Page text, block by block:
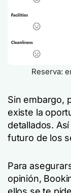
Reserva:
Sin embargo,
existe la
detallados.
futuro de los
Para
opinión,